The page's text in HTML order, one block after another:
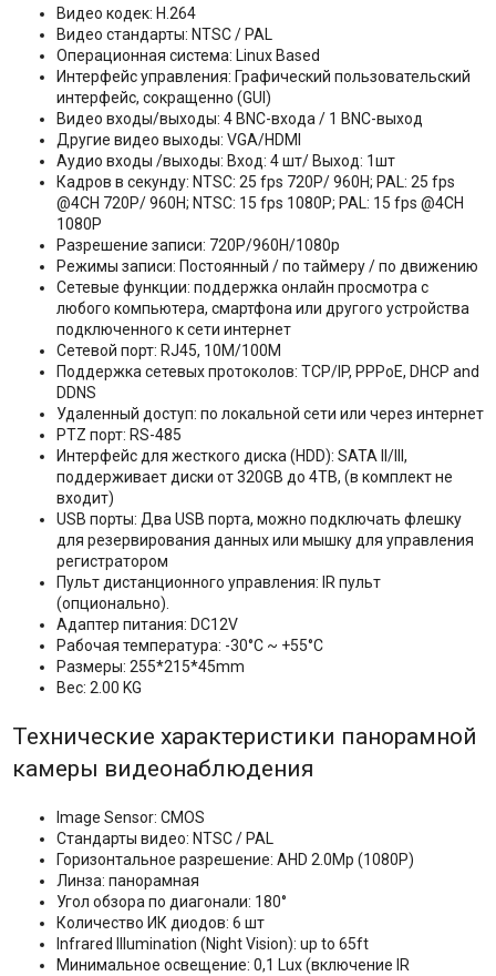
Видео кодек: H.264
Видео стандарты: NTSC / PAL
Операционная система: Linux Based
Интерфейс управления: Графический пользовательский
интерфейс, сокращенно (GUI)
Видео входы/выходы: 4 BNC-входа / 1 BNC-выход
Другие видео выходы: VGA/HDMI
Аудио входы /выходы: Вход: 4 шт/ Выход: 1шт
Кадров в секунду: NTSC: 25 fps 720P/ 960H; PAL: 25 fps
@4CH 720P/ 960H; NTSC: 15 fps 1080P; PAL: 15 fps @4CH
1080P
Разрешение записи: 720P/960H/1080p
Режимы записи: Постоянный / по таймеру / по движению
Сетевые функции: поддержка онлайн просмотра с
любого компьютера, смартфона или другого устройства
подключенного к сети интернет
Сетевой порт: RJ45, 10M/100M
Поддержка сетевых протоколов: TCP/IP, PPPoE, DHCP and
DDNS
Удаленный доступ: по локальной сети или через интернет
PTZ порт: RS-485
Интерфейс для жесткого диска (HDD): SATA II/III,
поддерживает диски от 320GB до 4TB, (в комплект не
входит)
USB порты: Два USB порта, можно подключать флешку
для резервирования данных или мышку для управления
регистратором
Пульт дистанционного управления: IR пульт
(опционально).
Адаптер питания: DC12V
Рабочая температура: -30°C ~ +55°C
Размеры: 255*215*45mm
Вес: 2.00 KG
Технические характеристики панорамной
камеры видеонаблюдения
Image Sensor: CMOS
Стандарты видео: NTSC / PAL
Горизонтальное разрешение: AHD 2.0Mp (1080P)
Линза: панорамная
Угол обзора по диагонали: 180°
Количество ИК диодов: 6 шт
Infrared Illumination (Night Vision): up to 65ft
Минимальное освещение: 0,1 Lux (включение IR